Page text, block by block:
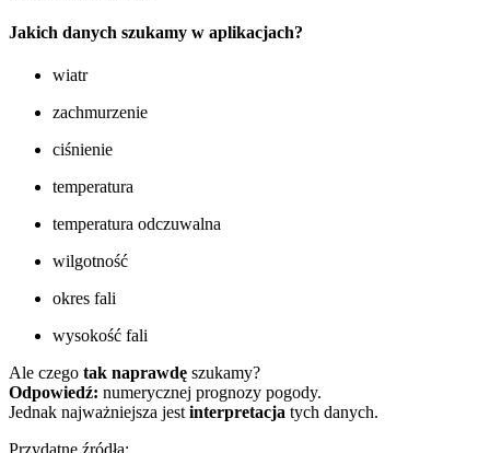
Jakich danych szukamy w aplikacjach?
wiatr
zachmurzenie
ciśnienie
temperatura
temperatura odczuwalna
wilgotność
okres fali
wysokość fali
Ale czego tak naprawdę szukamy?
Odpowiedź: numerycznej prognozy pogody.
Jednak najważniejsza jest interpretacja tych danych.
Przydatne źródła: